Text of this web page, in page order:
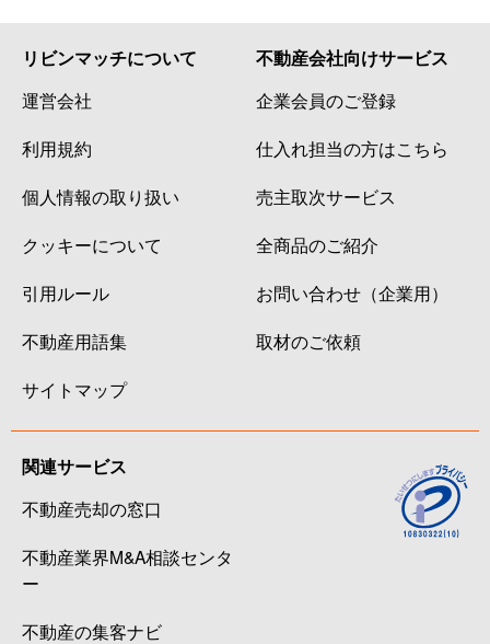
リビンマッチについて
運営会社
利用規約
個人情報の取り扱い
クッキーについて
引用ルール
不動産用語集
サイトマップ
不動産会社向けサービス
企業会員のご登録
仕入れ担当の方はこちら
売主取次サービス
全商品のご紹介
お問い合わせ（企業用）
取材のご依頼
関連サービス
不動産売却の窓口
不動産業界M&A相談センタ
ー
不動産の集客ナビ